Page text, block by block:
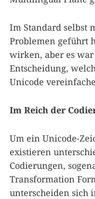
Im Standard selbst
Problemen geführt
wirken, aber es
Entscheidung,
Unicode
Im Reich der
Um ein Unicode-
existieren
Codierungen,
Transformation
unterscheiden sich